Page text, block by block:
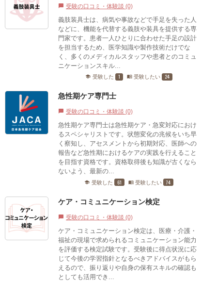
chat_bubble 受験の口コミ・体験談 (0)
義肢装具士は、病気や事故などで手足を失った人
などに、機能を代替する義肢や装具を提供する専
門家です。患者一人ひとりに合わせた手足の設計
を担当するため、医学知識や製作技術だけでな
く、多くのメディカルスタッフや患者とのコミュ
ニケーションスキル...
school 受験した 1 menu_book 受験したい 24
急性期ケア専門士
chat_bubble 受験の口コミ・体験談 (0)
急性期ケア専門士は急性期ケア・急変対応におけ
るスペシャリストです。状態変化の兆候をいち早
く察知し、アセスメントから初期対応、医師への
報告など急性期におけるケアの実践を行えること
を目指す資格です。資格取得後も知識が古くなら
ないよう、最新の...
school 受験した 61 menu_book 受験したい 74
ケア・コミュニケーション検定
chat_bubble 受験の口コミ・体験談 (0)
ケア・コミュニケーション検定は、医療・介護・
福祉の現場で求められるコミュニケーション能力
を評価する検定試験です。受験後に得点状況に応
じて今後の学習指針となるべきアドバイスがもら
えるので、振り返りや自身の保有スキルの確認も
としても活用でき...